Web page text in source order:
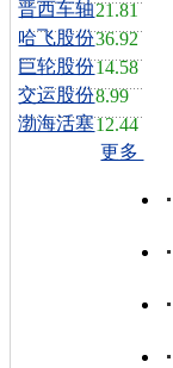
晋西车轴21.81
哈飞股份36.92
巨轮股份14.58
交运股份8.99
渤海活塞12.44
更多